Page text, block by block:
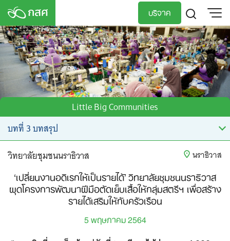
Skip
content
บริจาค
TH
EN
Little Big Communities
วิทยาลัยชุมชนนราธิวาส นราธิวาส
‘เปลี่ยนงานอดิเรกให้เป็นรายได้’ วิทยาลัยชุมชนนราธิวาส
ผุดโครงการพัฒนาฝีมือตัดเย็บเสื้อให้กลุ่มสตรีฯ เพื่อสร้าง
รายได้เสริมให้กับครัวเรือน
5 พฤษภาคม 2564